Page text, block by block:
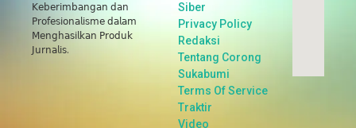
𝖪𝖾𝖻𝖾𝗋𝗂𝗆𝖻𝖺𝗇𝗀𝖺𝗇 𝖽𝖺𝗇
𝖯𝗋𝗈𝖿𝖾𝗌𝗂𝗈𝗇𝖺𝗅𝗂𝗌𝗆𝖾 𝖽𝖺𝗅𝖺𝗆
𝖬𝖾𝗇𝗀𝗁𝖺𝗌𝗂𝗅𝗄𝖺𝗇 𝖯𝗋𝗈𝖽𝗎𝗄
𝖩𝗎𝗋𝗇𝖺𝗅𝗂𝗌.
Siber
Privacy Policy
Redaksi
Tentang Corong
Sukabumi
Terms Of Service
Traktir
Video